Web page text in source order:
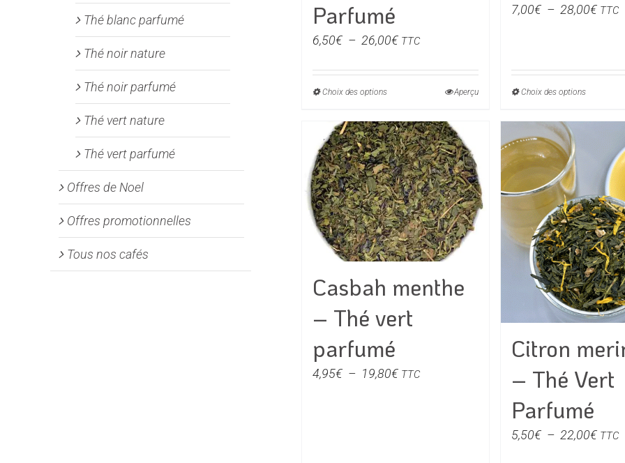
Parfumé
6,50€ – 26,00€Plage
prix :
26,00€
TTC
Choix des optionsCe
a
plusieurs
variations.
Les
options
peuvent
être
choisies
sur
page
du
produit
Aperçu
7,00€ – 28,00€Plage
TTC
Choix des optionsCe
Les
être
sur
la
page
produit
Casbah menthe
– Thé vert
parfumé
4,95€ – 19,80€Plage
TTC
Citron
– Thé Vert
Parfumé
5,50€ – 22,00€Plage
TTC
Thé blanc parfumé
Thé noir nature
Thé noir parfumé
Thé vert nature
Thé vert parfumé
Offres de Noel
Offres promotionnelles
Tous nos cafés